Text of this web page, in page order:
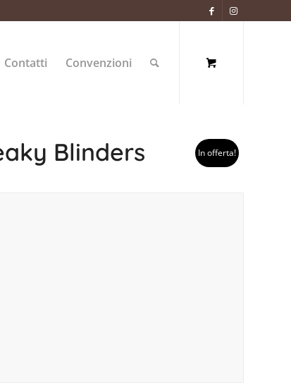
Contatti Convenzioni
In offerta!
Blinders